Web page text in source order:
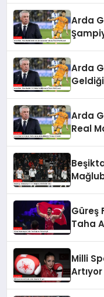
Arda
Arda
Arda
Real
Güreş
Taha
Milli
Artıyor